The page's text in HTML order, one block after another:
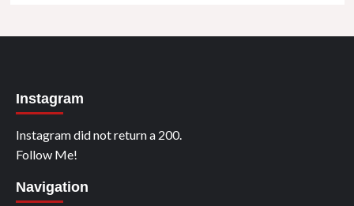
Instagram
Instagram did not return a 200.
Follow Me!
Navigation